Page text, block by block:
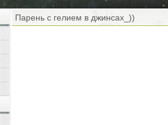
Парень с гелием в джинсах_))